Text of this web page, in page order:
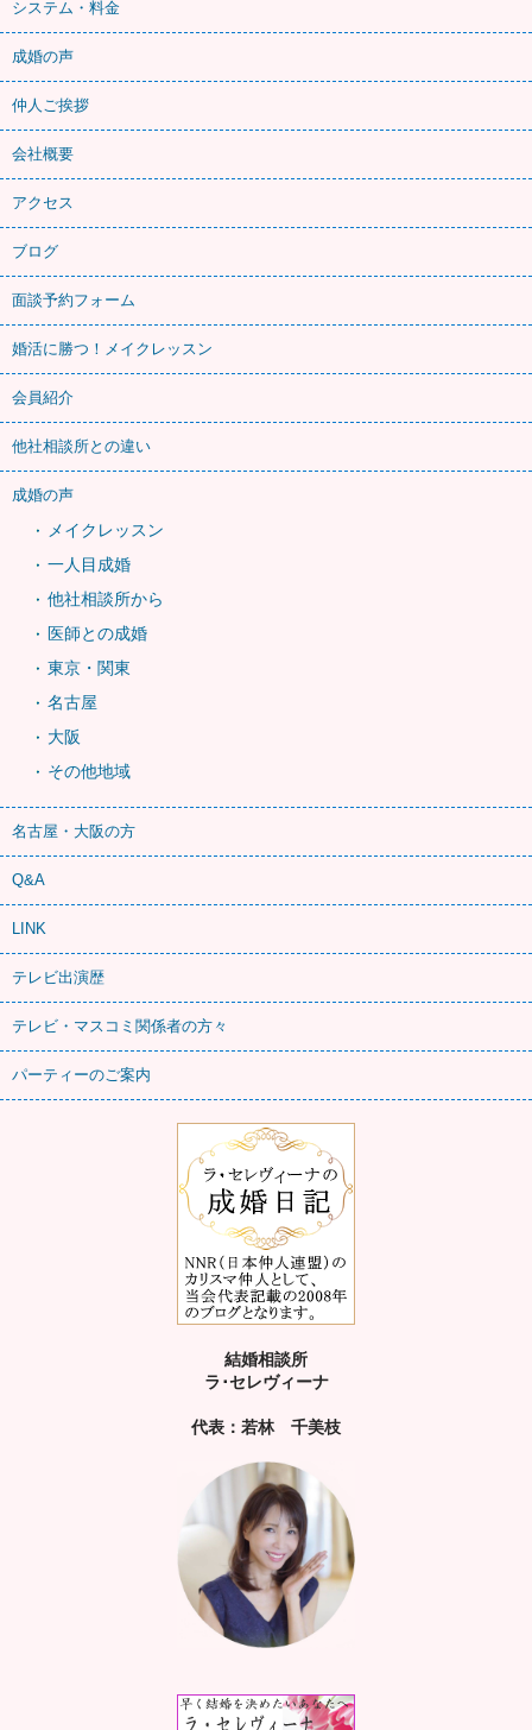
システム・料金
成婚の声
仲人ご挨拶
会社概要
アクセス
ブログ
面談予約フォーム
婚活に勝つ！メイクレッスン
会員紹介
他社相談所との違い
成婚の声
メイクレッスン
一人目成婚
他社相談所から
医師との成婚
東京・関東
名古屋
大阪
その他地域
名古屋・大阪の方
Q&A
LINK
テレビ出演歴
テレビ・マスコミ関係者の方々
パーティーのご案内
結婚相談所
ラ･セレヴィーナ
代表：若林 千美枝